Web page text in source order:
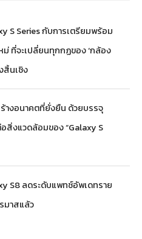
S Series กับการเตรียมพร้อม
ม่ ที่จะเปลี่ยนทุกกฏของ ‘กล้อง
สิ้นเชิง
างอนาคตที่ยั่งยืน ด้วยบรรจุ
งแวดล้อมของ “Galaxy S
S8 ลดระดับแพทช์อัพเดทราย
มาสแล้ว